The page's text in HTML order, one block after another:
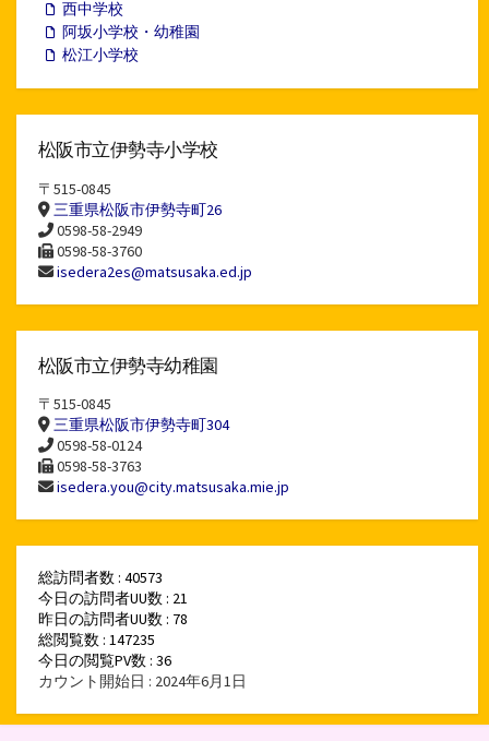
西中学校
阿坂小学校・幼稚園
松江小学校
松阪市立伊勢寺小学校
〒515-0845
三重県松阪市伊勢寺町26
0598-58-2949
0598-58-3760
isedera2es@matsusaka.ed.jp
松阪市立伊勢寺幼稚園
〒515-0845
三重県松阪市伊勢寺町304
0598-58-0124
0598-58-3763
isedera.you@city.matsusaka.mie.jp
総訪問者数 : 40573
今日の訪問者UU数 : 21
昨日の訪問者UU数 : 78
総閲覧数 : 147235
今日の閲覧PV数 : 36
カウント開始日 : 2024年6月1日